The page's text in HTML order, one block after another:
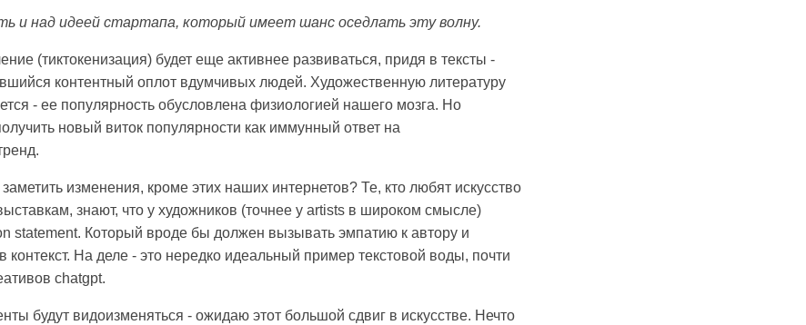
и над идеей стартапа, который имеет шанс оседлать эту волну.
(тиктокенизация) будет еще активнее развиваться, придя в тексты -
контентный оплот вдумчивых людей. Художественную литературу
- ее популярность обусловлена физиологией нашего мозга. Но
новый виток популярности как иммунный ответ на
изменения, кроме этих наших интернетов? Те, кто любят искусство
знают, что у художников (точнее у artists в широком смысле)
statement. Который вроде бы должен вызывать эмпатию к автору и
контекст. На деле - это нередко идеальный пример текстовой воды, почти
chatgpt.
будут видоизменяться - ожидаю этот большой сдвиг в искусстве. Нечто